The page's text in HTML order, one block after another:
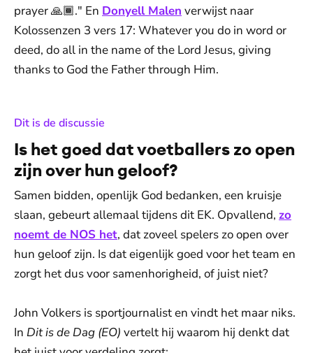
prayer 🙏🏾." En Donyell Malen verwijst naar
Kolossenzen 3 vers 17: Whatever you do in word or
deed, do all in the name of the Lord Jesus, giving
thanks to God the Father through Him.
Dit is de discussie
Is het goed dat voetballers zo open
zijn over hun geloof?
Samen bidden, openlijk God bedanken, een kruisje
slaan, gebeurt allemaal tijdens dit EK. Opvallend, zo
noemt de NOS het, dat zoveel spelers zo open over
hun geloof zijn. Is dat eigenlijk goed voor het team en
zorgt het dus voor samenhorigheid, of juist niet?
John Volkers is sportjournalist en vindt het maar niks.
In Dit is de Dag (EO) vertelt hij waarom hij denkt dat